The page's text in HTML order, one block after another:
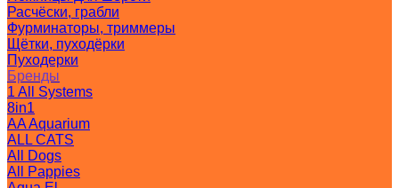
Расчёски, грабли
Фурминаторы, триммеры
Щётки, пуходёрки
Пуходерки
Бренды
1 All Systems
8in1
AA Aquarium
ALL CATS
All Dogs
All Pappies